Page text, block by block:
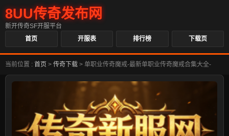
8UU传奇发布网
新开传奇SF开服平台
首页
开服表 排行榜 下载页
当前位置 : 首页 > 传奇下载 > 单职业传奇魔戒-最新单职业传奇魔戒合集大全-